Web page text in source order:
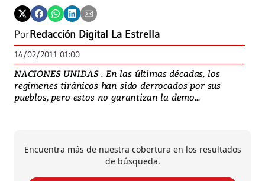
PorRedacción Digital La Estrella
14/02/2011 01:00
NACIONES UNIDAS . En las últimas décadas, los
regímenes tiránicos han sido derrocados por sus
pueblos, pero estos no garantizan la demo...
Encuentra más de nuestra cobertura en los resultados
de búsqueda.